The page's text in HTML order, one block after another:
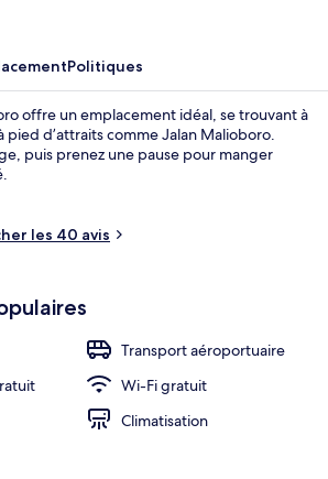
Politiques
offre un emplacement idéal, se trouvant à
pied d’attraits comme Jalan Malioboro.
puis prenez une pause pour manger
les 40 avis
Transport aéroportuaire
Wi-Fi gratuit
Climatisation